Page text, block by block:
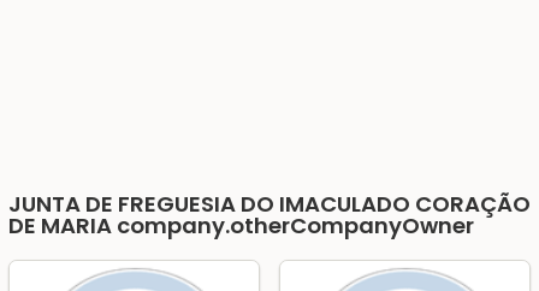
JUNTA DE FREGUESIA DO IMACULADO CORAÇÃO
DE MARIA company.otherCompanyOwner